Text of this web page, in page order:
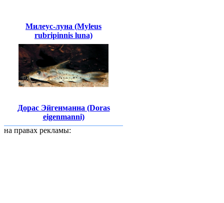
Милеус-луна (Myleus
rubripinnis luna)
Дорас Эйгенманна (Doras
eigenmanni)
на правах рекламы: